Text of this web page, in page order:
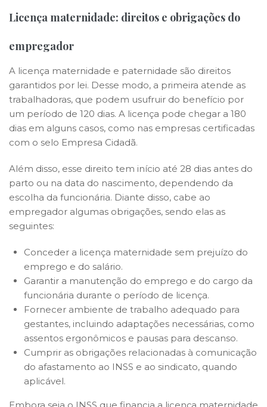
Licença maternidade: direitos e obrigações do
empregador
A licença maternidade e paternidade são direitos
garantidos por lei. Desse modo, a primeira atende as
trabalhadoras, que podem usufruir do benefício por
um período de 120 dias. A licença pode chegar a 180
dias em alguns casos, como nas empresas certificadas
com o selo Empresa Cidadã.
Além disso, esse direito tem início até 28 dias antes do
parto ou na data do nascimento, dependendo da
escolha da funcionária. Diante disso, cabe ao
empregador algumas obrigações, sendo elas as
seguintes:
Conceder a licença maternidade sem prejuízo do
emprego e do salário.
Garantir a manutenção do emprego e do cargo da
funcionária durante o período de licença.
Fornecer ambiente de trabalho adequado para
gestantes, incluindo adaptações necessárias, como
assentos ergonômicos e pausas para descanso.
Cumprir as obrigações relacionadas à comunicação
do afastamento ao INSS e ao sindicato, quando
aplicável.